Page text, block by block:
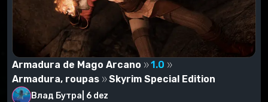
Armadura de Mago Arcano
1.0
Armadura, roupas
Skyrim Special Edition
Влад Бутра 6 dez